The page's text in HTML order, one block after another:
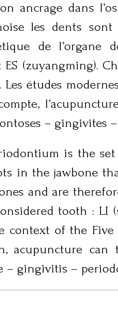
ancrage dans
les dents
de l’organe
ES (zuyangming).
Les études
– gingivites
is the
in the jawbone
and are
tooth : LI
context of the
acupuncture
– gingivitis –